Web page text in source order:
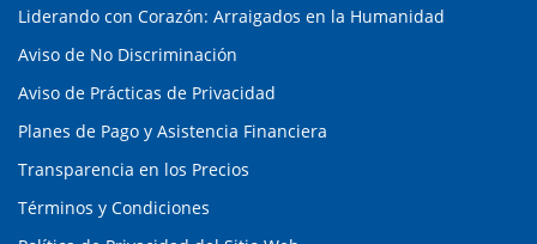
Liderando con Corazón: Arraigados en la Humanidad
Aviso de No Discriminación
Aviso de Prácticas de Privacidad
Planes de Pago y Asistencia Financiera
Transparencia en los Precios
Términos y Condiciones